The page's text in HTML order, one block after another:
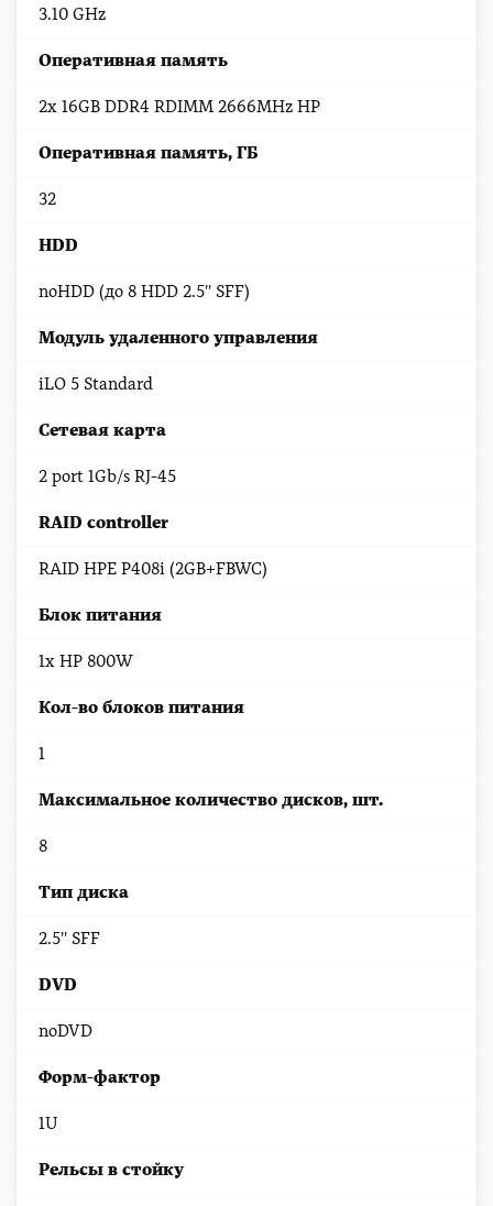
3.10 GHz
Оперативная память
2x 16GB DDR4 RDIMM 2666MHz HP
Оперативная память, ГБ
32
HDD
noHDD (до 8 HDD 2.5'' SFF)
Модуль удаленного управления
iLO 5 Standard
Сетевая карта
2 port 1Gb/s RJ-45
RAID controller
RAID HPE P408i (2GB+FBWC)
Блок питания
1x HP 800W
Кол-во блоков питания
1
Максимальное количество дисков, шт.
8
Тип диска
2.5'' SFF
DVD
noDVD
Форм-фактор
1U
Рельсы в стойку